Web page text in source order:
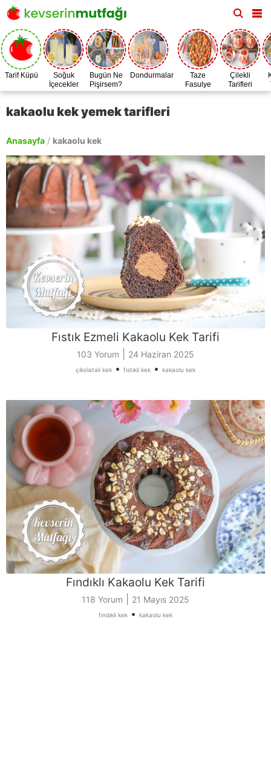
Tarif Küpü
Soğuk
İçecekler
Bugün Ne
Pişirsem?
Dondurmalar
Taze
Fasulye
Zamanı
Çilekli
Tarifleri
kakaolu kek yemek tarifleri
Anasayfa / kakaolu kek
Fıstık Ezmeli Kakaolu Kek Tarifi
103 Yorum 24 Haziran 2025
çikolatalı kek • fıstıklı kek • kakaolu kek
Fındıklı Kakaolu Kek Tarifi
118 Yorum 21 Mayıs 2025
fındıklı kek • kakaolu kek